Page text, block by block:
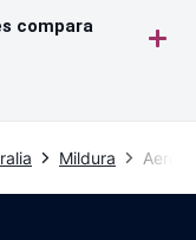
compara
Mildura